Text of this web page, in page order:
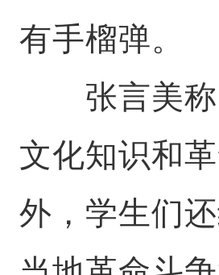
有手榴弹。
张言美称
文化知识和
外，学生们